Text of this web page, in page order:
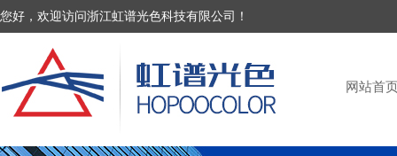
您好，欢迎访问浙江虹谱光色科技有限公司！
网站首